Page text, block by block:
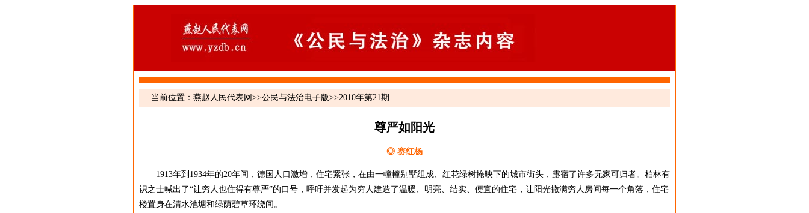
当前位置： 燕赵人民代表网 >>公民与法治电子版>>2010年第21期
尊严如阳光
◎ 赛红杨
1913年到1934年的20年间，德国人口激增，住宅紧张，在由一幢幢别墅组成、红花绿树掩映下的城市街头，露宿了许多无家可归者。柏林有
识之士喊出了“让穷人也住得有尊严”的口号，呼吁并发起为穷人建造了温暖、明亮、结实、便宜的住宅，让阳光撒满穷人房间每一个角落 ，住宅
楼置身在清水池塘和绿荫碧草环绕间。